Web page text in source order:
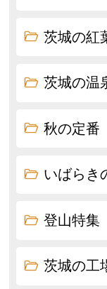
茨城の紅
茨城の温
秋の定番
いばらき
登山特集
茨城の工